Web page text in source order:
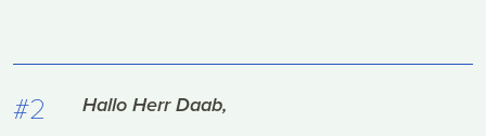
#2
Hallo Herr Daab,